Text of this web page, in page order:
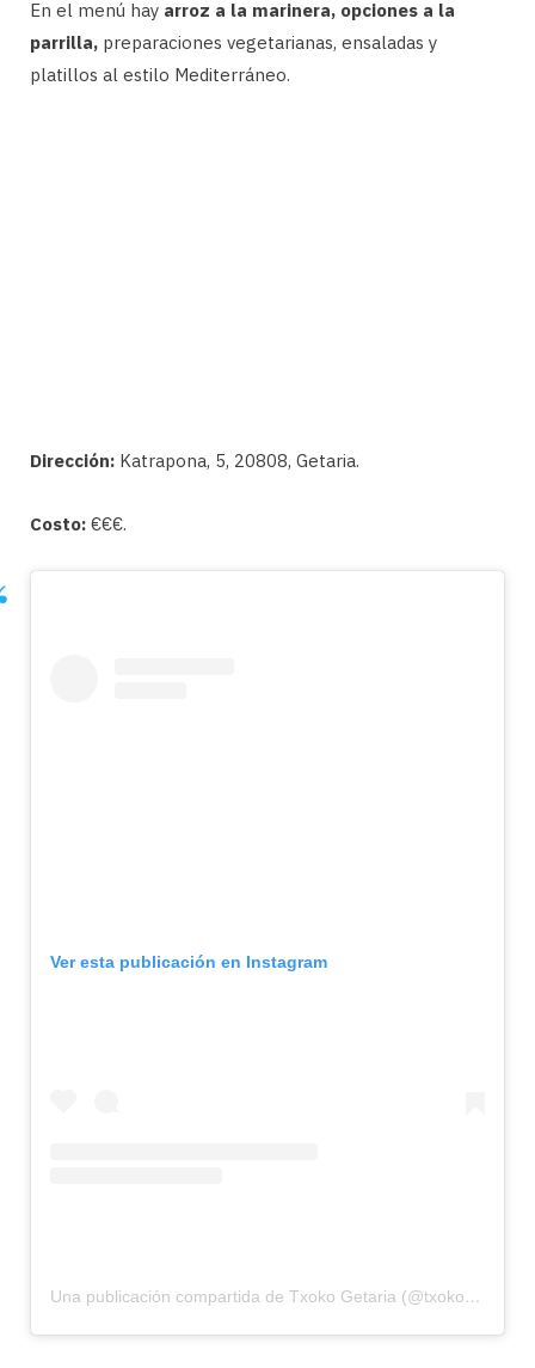
En el menú hay arroz a la marinera, opciones a la
parrilla, preparaciones vegetarianas, ensaladas y
platillos al estilo Mediterráneo.
Dirección: Katrapona, 5, 20808, Getaria.
Costo: €€€.
Ver esta publicación en Instagram
Una publicación compartida de Txoko Getaria (@txokogetaria)